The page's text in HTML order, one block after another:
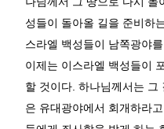
성들이 돌아올 길을 준비하
스라엘 백성들이 남쪽광야
이제는 이스라엘 백성들이
할 것이다 하나님께서는 그
은 유대광야에서 회개하라